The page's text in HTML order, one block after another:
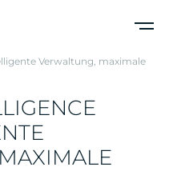
Verwaltung, maximale
LIGENCE
NTE
MAXIMALE